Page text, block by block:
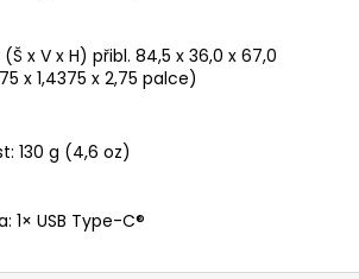
x V x H) přibl. 84,5 x 36,0 x 67,0
x 1,4375 x 2,75 palce)
130 g (4,6 oz)
1× USB Type-C®